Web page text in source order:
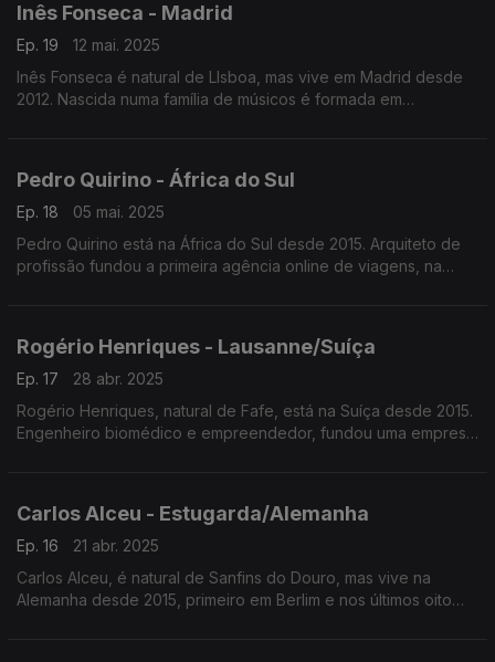
Inês Fonseca - Madrid
Ep. 19
12 mai. 2025
Inês Fonseca é natural de LIsboa, mas vive em Madrid desde
2012. Nascida numa família de músicos é formada em
Pedro Quirino - África do Sul
Ep. 18
05 mai. 2025
Pedro Quirino está na África do Sul desde 2015. Arquiteto de
profissão fundou a primeira agência online de viagens, na
Rogério Henriques - Lausanne/Suíça
Ep. 17
28 abr. 2025
Rogério Henriques, natural de Fafe, está na Suíça desde 2015.
Engenheiro biomédico e empreendedor, fundou uma empresa
Carlos Alceu - Estugarda/Alemanha
Ep. 16
21 abr. 2025
Carlos Alceu, é natural de Sanfins do Douro, mas vive na
Alemanha desde 2015, primeiro em Berlim e nos últimos oito